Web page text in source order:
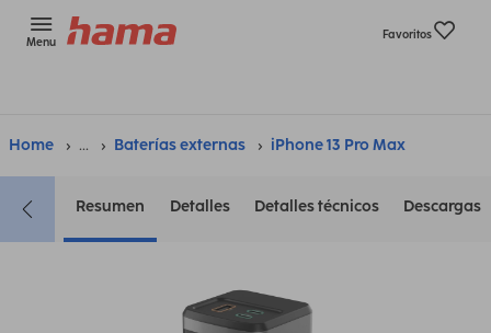
Menu
Favoritos
Home ... Baterías externas iPhone 13 Pro Max
Resumen Detalles Detalles técnicos Descargas